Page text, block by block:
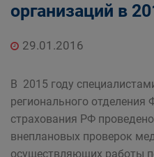
организаций в
29.01.2016
В 2015 году
регионального отделения
страхования РФ
внеплановых проверок
осуществляющих работы